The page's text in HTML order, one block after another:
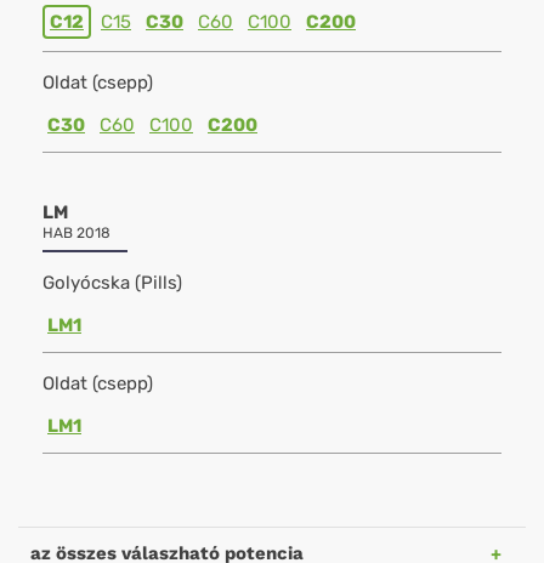
C12 C15 C30 C60 C100 C200
Oldat (csepp)
C30
C60 C100 C200
LM
HAB 2018
Golyócska (Pills)
LM1
Oldat (csepp)
LM1
az összes válaszható potencia